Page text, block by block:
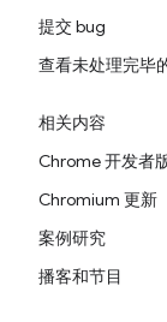
提交 bug
查看未处理完毕
相关内容
Chrome 开发者
Chromium 更新
案例研究
播客和节目